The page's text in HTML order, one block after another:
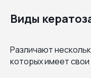
Виды
Различают
которых имеет